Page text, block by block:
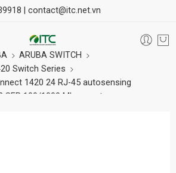
| contact@itc.net.vn
ARUBA SWITCH
Switch Series
1420 24 RJ-45 autosensing
100/1000 Mbps ports